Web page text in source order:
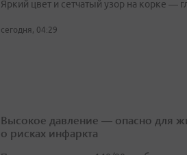
Яркий цвет и сетчатый узор на корке —
сегодня, 04:29
Высокое давление — опасно для
о рисках инфаркта